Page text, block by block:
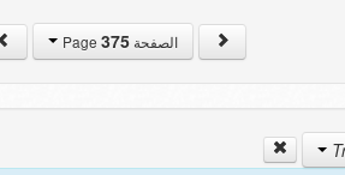
الصفحة Page375